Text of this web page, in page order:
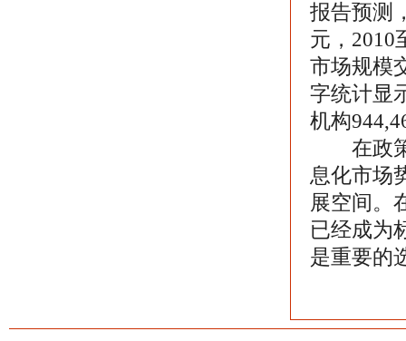
报告预测
元，2010
市场规模
字统计显
机构
在政策
息化市场
展空间。
已经成为
是重要的